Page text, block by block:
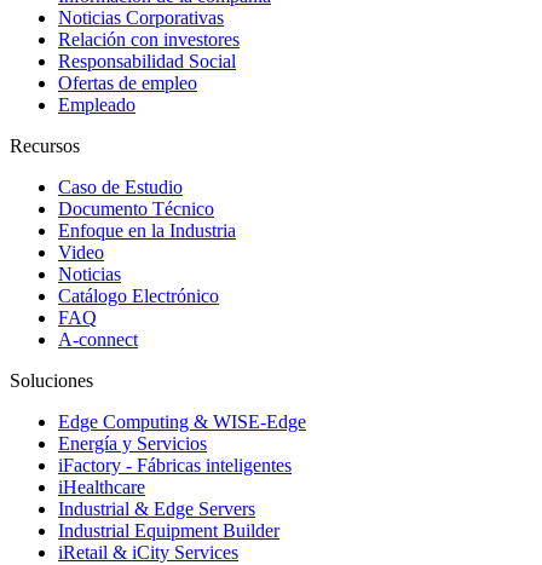
Noticias Corporativas
Relación con investores
Responsabilidad Social
Ofertas de empleo
Empleado
Recursos
Caso de Estudio
Documento Técnico
Enfoque en la Industria
Video
Noticias
Catálogo Electrónico
FAQ
A-connect
Soluciones
Edge Computing & WISE-Edge
Energía y Servicios
iFactory - Fábricas inteligentes
iHealthcare
Industrial & Edge Servers
Industrial Equipment Builder
iRetail & iCity Services